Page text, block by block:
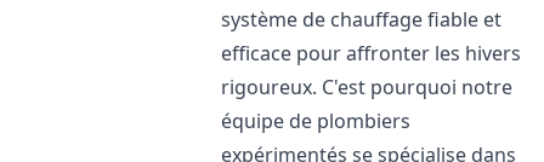
système de chauffage fiable et
efficace pour affronter les hivers
rigoureux. C'est pourquoi notre
équipe de plombiers
expérimentés se spécialise dans